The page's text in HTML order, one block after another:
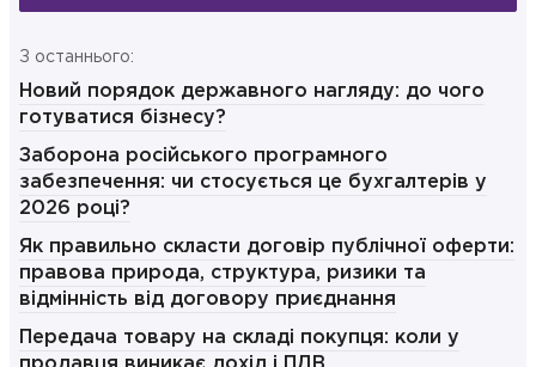
З останнього:
Новий порядок державного нагляду: до чого
готуватися бізнесу?
Заборона російського програмного
забезпечення: чи стосується це бухгалтерів у
2026 році?
Як правильно скласти договір публічної оферти:
правова природа, структура, ризики та
відмінність від договору приєднання
Передача товару на складі покупця: коли у